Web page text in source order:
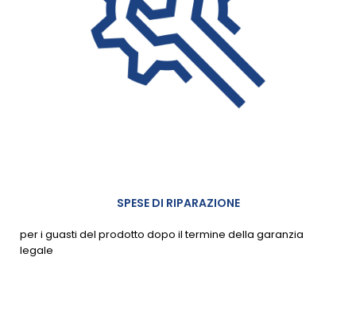
SPESE DI RIPARAZIONE
per i guasti del prodotto dopo il termine della garanzia
legale